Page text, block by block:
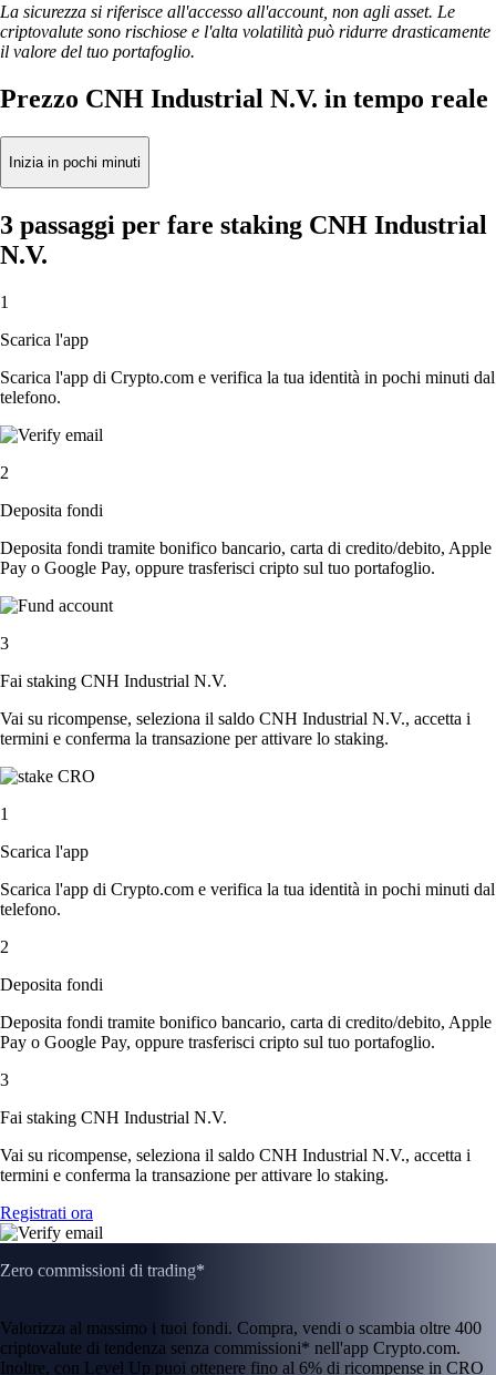
La sicurezza si riferisce all'accesso all'account, non agli asset. Le
criptovalute sono rischiose e l'alta volatilità può ridurre drasticamente
il valore del tuo portafoglio.
Prezzo CNH Industrial N.V. in tempo reale
Inizia in pochi minuti
3 passaggi per fare staking CNH Industrial
N.V.
1
Scarica l'app
Scarica l'app di Crypto.com e verifica la tua identità in pochi minuti dal
telefono.
2
Deposita fondi
Deposita fondi tramite bonifico bancario, carta di credito/debito, Apple
Pay o Google Pay, oppure trasferisci cripto sul tuo portafoglio.
3
Fai staking CNH Industrial N.V.
Vai su ricompense, seleziona il saldo CNH Industrial N.V., accetta i
termini e conferma la transazione per attivare lo staking.
1
Scarica l'app
Scarica l'app di Crypto.com e verifica la tua identità in pochi minuti dal
telefono.
2
Deposita fondi
Deposita fondi tramite bonifico bancario, carta di credito/debito, Apple
Pay o Google Pay, oppure trasferisci cripto sul tuo portafoglio.
3
Fai staking CNH Industrial N.V.
Vai su ricompense, seleziona il saldo CNH Industrial N.V., accetta i
termini e conferma la transazione per attivare lo staking.
Registrati ora
Zero commissioni di trading*
Valorizza al massimo i tuoi fondi. Compra, vendi o scambia oltre 400
criptovalute di tendenza senza commissioni* nell'app Crypto.com.
Inoltre, con Level Up puoi ottenere fino al 6% di ricompense in CRO